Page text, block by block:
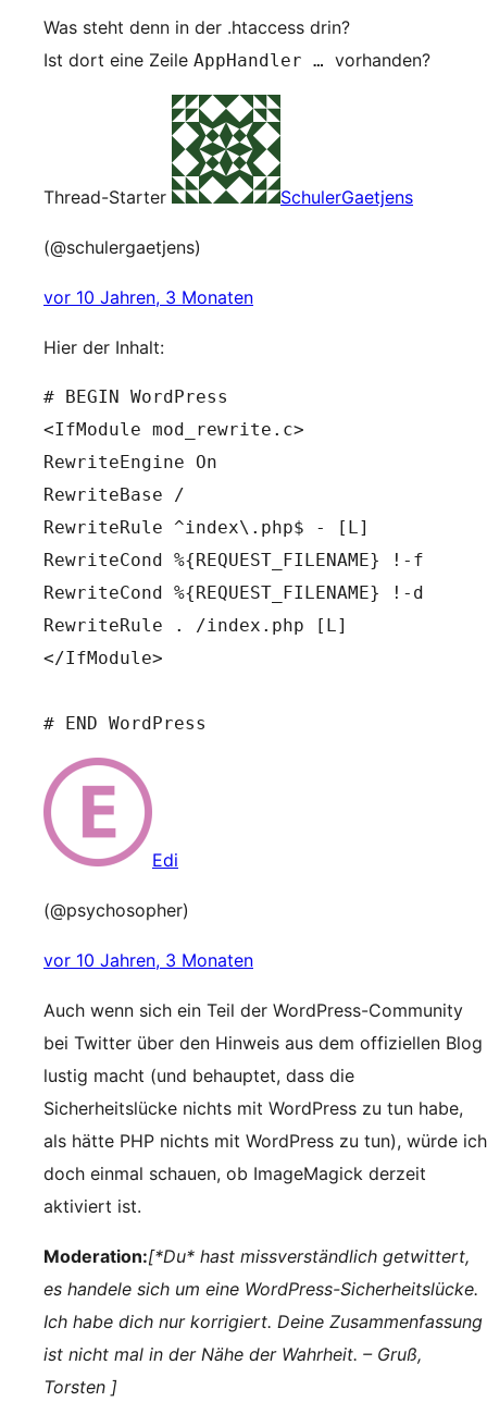
Was steht denn in der .htaccess drin?
Ist dort eine Zeile AppHandler … vorhanden?
Thread-Starter SchulerGaetjens
(@schulergaetjens)
vor 10 Jahren, 3 Monaten
Hier der Inhalt:
# BEGIN WordPress
<IfModule mod_rewrite.c>
RewriteEngine On
RewriteBase /
RewriteRule ^index\.php$ - [L]
RewriteCond %{REQUEST_FILENAME} !-f
RewriteCond %{REQUEST_FILENAME} !-d
RewriteRule . /index.php [L]
</IfModule>
# END WordPress
Edi
(@psychosopher)
vor 10 Jahren, 3 Monaten
Auch wenn sich ein Teil der WordPress-Community
bei Twitter über den Hinweis aus dem offiziellen Blog
lustig macht (und behauptet, dass die
Sicherheitslücke nichts mit WordPress zu tun habe,
als hätte PHP nichts mit WordPress zu tun), würde ich
doch einmal schauen, ob ImageMagick derzeit
aktiviert ist.
Moderation:[*Du* hast missverständlich getwittert,
es handele sich um eine WordPress-Sicherheitslücke.
Ich habe dich nur korrigiert. Deine Zusammenfassung
ist nicht mal in der Nähe der Wahrheit. – Gruß,
Torsten ]